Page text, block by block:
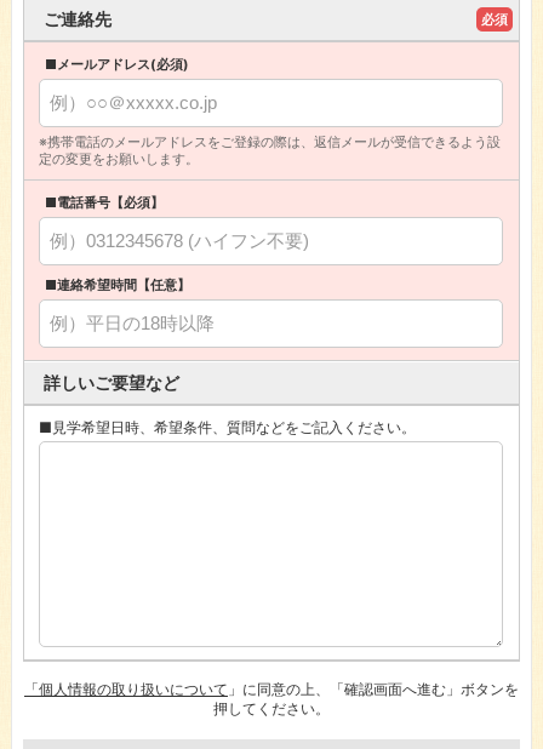
ご連絡先 必須
■メールアドレス(必須)
※携帯電話のメールアドレスをご登録の際は、返信メールが受信できるよう設
定の変更をお願いします。
■電話番号【必須】
■連絡希望時間【任意】
詳しいご要望など
■見学希望日時、希望条件、質問などをご記入ください。
「個人情報の取り扱いについて 」に同意の上、「確認画面へ進む」ボタンを
押してください。